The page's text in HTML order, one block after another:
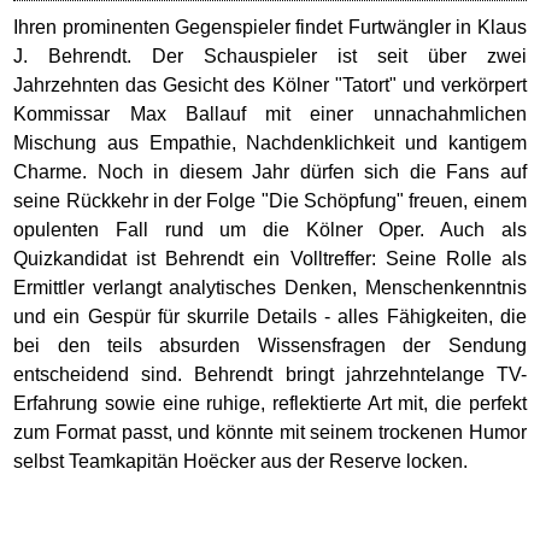
Ihren prominenten Gegenspieler findet Furtwängler in Klaus
J. Behrendt. Der Schauspieler ist seit über zwei
Jahrzehnten das Gesicht des Kölner "Tatort" und verkörpert
Kommissar Max Ballauf mit einer unnachahmlichen
Mischung aus Empathie, Nachdenklichkeit und kantigem
Charme. Noch in diesem Jahr dürfen sich die Fans auf
seine Rückkehr in der Folge "Die Schöpfung" freuen, einem
opulenten Fall rund um die Kölner Oper. Auch als
Quizkandidat ist Behrendt ein Volltreffer: Seine Rolle als
Ermittler verlangt analytisches Denken, Menschenkenntnis
und ein Gespür für skurrile Details - alles Fähigkeiten, die
bei den teils absurden Wissensfragen der Sendung
entscheidend sind. Behrendt bringt jahrzehntelange TV-
Erfahrung sowie eine ruhige, reflektierte Art mit, die perfekt
zum Format passt, und könnte mit seinem trockenen Humor
selbst Teamkapitän Hoëcker aus der Reserve locken.